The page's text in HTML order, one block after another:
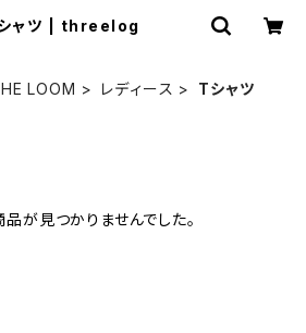
ャツ | threelog
LOOM レディース Tシャツ
が見つかりませんでした。